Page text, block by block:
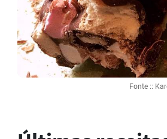
Fonte ::